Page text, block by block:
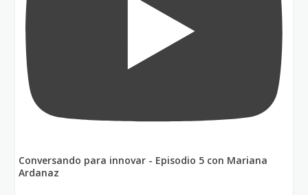
Conversando para innovar - Episodio 5 con Mariana
Ardanaz